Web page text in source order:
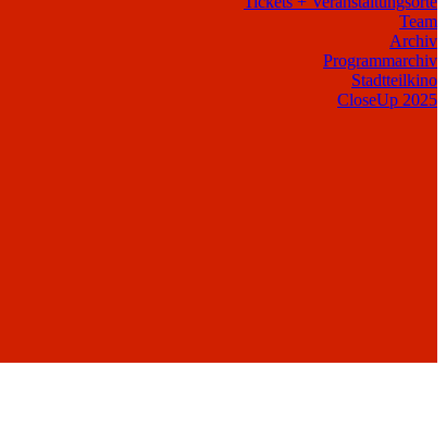
Team
Archiv
Programmarchiv
Stadtteilkino
CloseUp 2025